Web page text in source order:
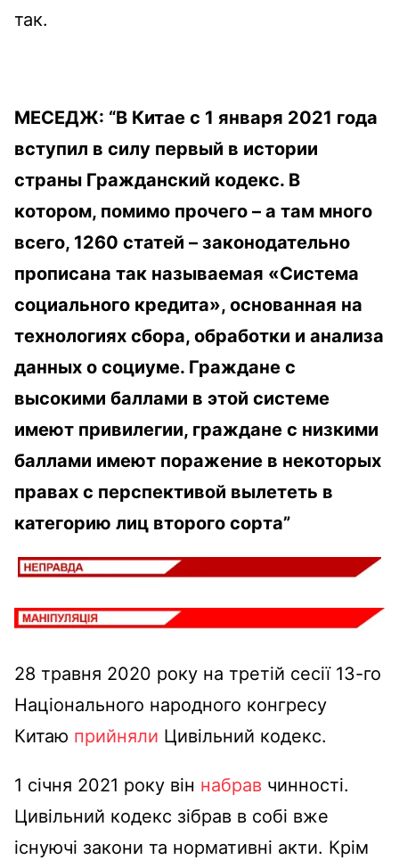
так.
МЕСЕДЖ: “В Китае с 1 января 2021 года
вступил в силу первый в истории
страны Гражданский кодекс. В
котором, помимо прочего – а там много
всего, 1260 статей – законодательно
прописана так называемая «Система
социального кредита», основанная на
технологиях сбора, обработки и анализа
данных о социуме. Граждане с
высокими баллами в этой системе
имеют привилегии, граждане с низкими
баллами имеют поражение в некоторых
правах с перспективой вылететь в
категорию лиц второго сорта”
28 травня 2020 року на третій сесії 13-го
Національного народного конгресу
Китаю прийняли Цивільний кодекс.
1 січня 2021 року він набрав чинності.
Цивільний кодекс зібрав в собі вже
існуючі закони та нормативні акти. Крім